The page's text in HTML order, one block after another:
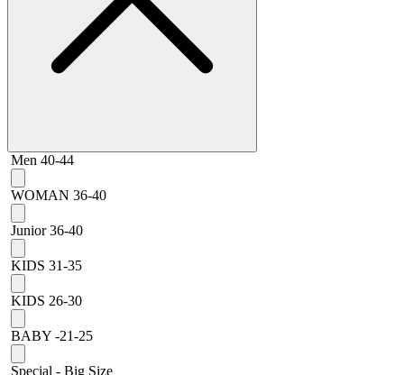
Men 40-44
WOMAN 36-40
Junior 36-40
KIDS 31-35
KIDS 26-30
BABY -21-25
Special - Big Size